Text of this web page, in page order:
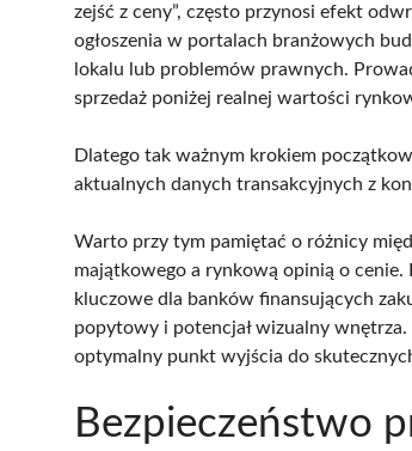
zejść z ceny”, często przynosi efekt
ogłoszenia w portalach branżowych
lokalu lub problemów prawnych.
sprzedaż poniżej realnej wartości
Dlatego tak ważnym krokiem
aktualnych danych transakcyjnych z
Warto przy tym pamiętać o różnicy
majątkowego a rynkową opinią o
kluczowe dla banków finansujących
popytowy i potencjał wizualny
optymalny punkt wyjścia do
Bezpieczeństwo